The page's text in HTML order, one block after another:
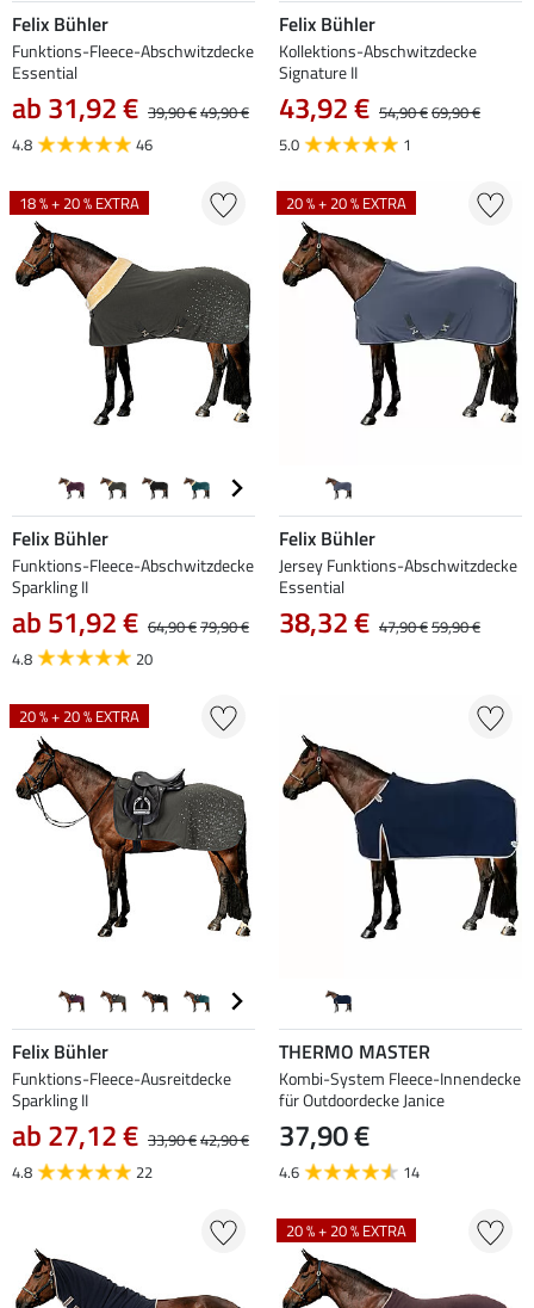
Felix Bühler
Funktions-Fleece-Abschwitzdecke
Essential
ab 31,92 € 39,90 €49,90 €
4.8
46
Felix Bühler
Kollektions-Abschwitzdecke
Signature II
43,92 € 54,90 €69,90 €
5.0
1
18 % + 20 % EXTRA
Felix Bühler
Funktions-Fleece-Abschwitzdecke
Sparkling II
ab 51,92 € 64,90 €79,90 €
4.8
20
20 % + 20 % EXTRA
Felix Bühler
Jersey Funktions-Abschwitzdecke
Essential
38,32 € 47,90 €59,90 €
20 % + 20 % EXTRA
Felix Bühler
Funktions-Fleece-Ausreitdecke
Sparkling II
ab 27,12 € 33,90 €42,90 €
4.8
22
THERMO MASTER
Kombi-System Fleece-Innendecke
für Outdoordecke Janice
37,90 €
4.6 14
20 % + 20 % EXTRA